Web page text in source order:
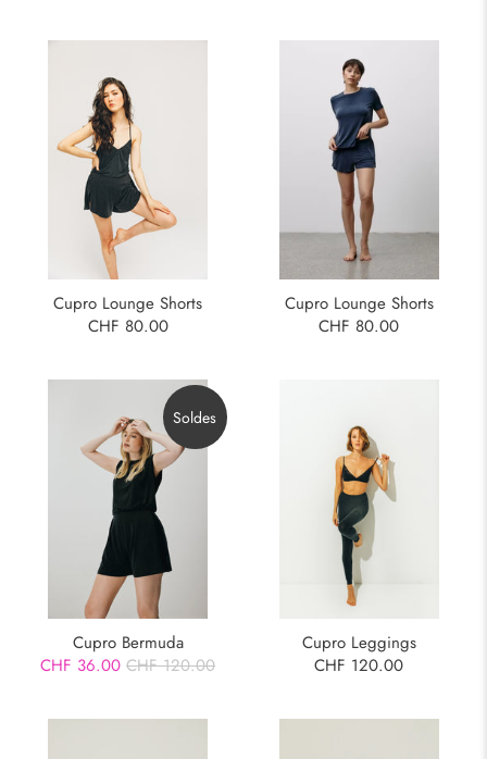
Cupro Lounge Shorts
CHF 80.00
Cupro Lounge Shorts
CHF 80.00
Soldes
Cupro Bermuda
CHF 36.00 CHF 120.00
Cupro Leggings
CHF 120.00